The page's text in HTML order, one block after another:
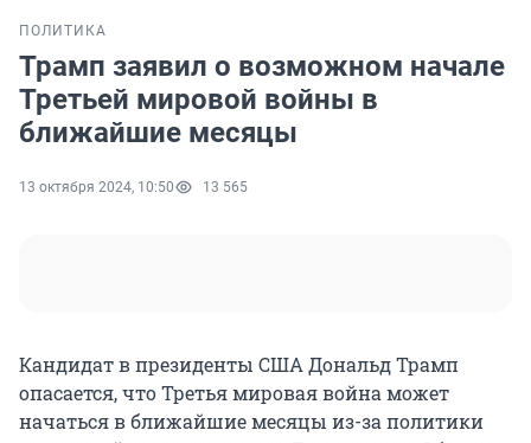
ПОЛИТИКА
Трамп заявил о возможном начале
Третьей мировой войны в
ближайшие месяцы
13 октября 2024, 10:50 13 565
Кандидат в президенты США Дональд Трамп
опасается, что Третья мировая война может
начаться в ближайшие месяцы из-за политики